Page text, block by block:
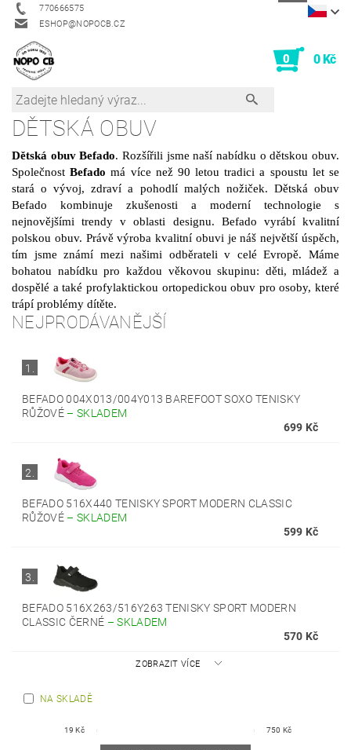
770666575
ESHOP@NOPOCB.CZ
0 0 Kč
DĚTSKÁ OBUV
Dětská obuv Befado. Rozšířili jsme naší nabídku o dětskou obuv.
SpolečnostBefado má více než 90 letou tradici a spoustu let se
staráo vývoj, zdraví a pohodlí malých nožiček. Dětská obuv
Befado kombinuje zkušenosti a moderní technologie s
nejnovějšími trendy v oblasti designu. Befado vyrábí kvalitní
polskou obuv. Právě výroba kvalitní obuvi je náš největší úspěch,
tím jsme známí mezi našimi odběrateli v celé Evropě. Máme
bohatou nabídku pro každou věkovou skupinu: děti, mládež a
dospělé a také profylaktickou ortopedickou obuv pro osoby, které
trápí problémy dítěte.
NEJPRODÁVANĚJŠÍ
1.
BEFADO 004X013/004Y013 BAREFOOT SOXO TENISKY
RŮŽOVÉ –SKLADEM
699 Kč
2.
BEFADO 516X440 TENISKY SPORT MODERN CLASSIC
RŮŽOVÉ –SKLADEM
599 Kč
3.
BEFADO 516X263/516Y263 TENISKY SPORT MODERN
CLASSIC ČERNÉ –SKLADEM
570 Kč
ZOBRAZIT VÍCE
NA SKLADĚ
19 Kč 750 Kč